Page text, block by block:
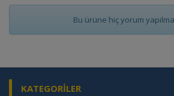
Bu ürüne hiç yorum
KATEGORİLER